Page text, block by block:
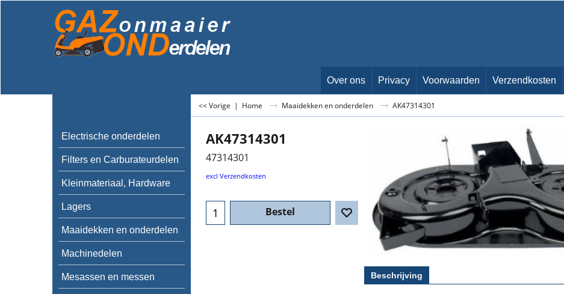
Over ons Privacy Voorwaarden Verzendkosten
Electrische onderdelen
Filters en Carburateurdelen
Kleinmateriaal, Hardware
Lagers
Maaidekken en onderdelen
Machinedelen
Mesassen en messen
<< Vorige | Home Maaidekken en onderdelen AK47314301
AK47314301
47314301
excl Verzendkosten
Bestel
Beschrijving